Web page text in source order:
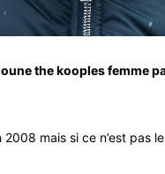
the kooples femme
mais si ce n’est pas